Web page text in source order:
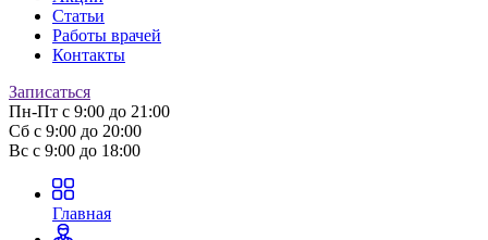
Статьи
Работы врачей
Контакты
Записаться
Пн-Пт с 9:00 до 21:00
Сб с 9:00 до 20:00
Вс с 9:00 до 18:00
Главная